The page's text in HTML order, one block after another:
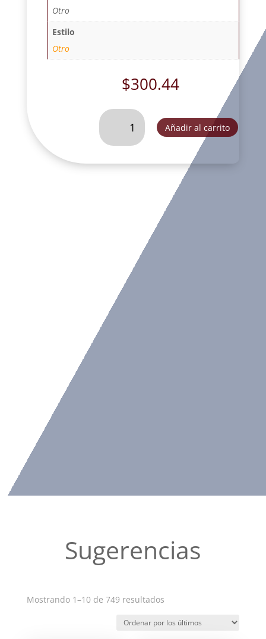
Otro
Estilo
Otro
$300.44
ROSTROS
E26077
Añadir al carrito
Sugerencias
Mostrando 1–10 de 749 resultadosOrdenado
los